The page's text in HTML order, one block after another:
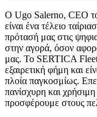
Ο Ugo Salerno, CEO
είναι ένα τέλειο
πρότασή μας στις
στην αγορά, όσον
μας. Το SERTICA
εξαιρετική φήμη και
πλοία παγκοσμίως.
πανίσχυρη και
προσφέρουμε στους